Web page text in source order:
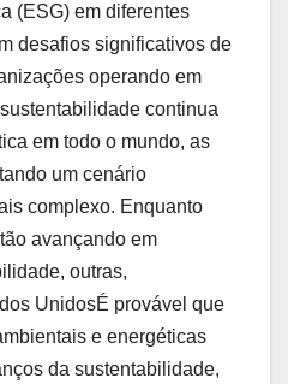
(ESG) em diferentes
desafios significativos de
operando em
continua
em todo o mundo, as
um cenário
complexo. Enquanto
avançando em
outras,
UnidosÉ provável que
e energéticas
da sustentabilidade,